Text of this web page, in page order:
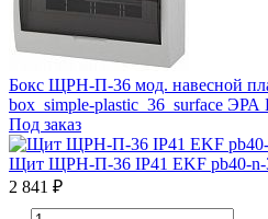
Бокс ЩРН-П-36 мод. навесной
box_simple-plastic_36_surface ЭРА
Под заказ
Щит ЩРН-П-36 IP41 EKF pb40-n-
2 841 ₽